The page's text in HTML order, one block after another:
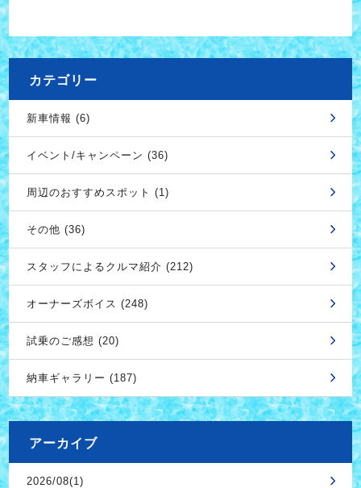
カテゴリー
新車情報 (6)
イベント/キャンペーン (36)
周辺のおすすめスポット (1)
その他 (36)
スタッフによるクルマ紹介 (212)
オーナーズボイス (248)
試乗のご感想 (20)
納車ギャラリー (187)
アーカイブ
2026/08(1)